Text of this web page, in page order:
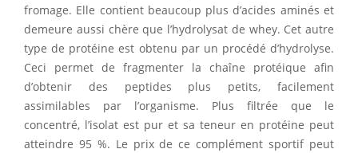
fromage. Elle contient beaucoup plus d’acides aminés et
demeure aussi chère que l’hydrolysat de whey. Cet autre
type de protéine est obtenu par un procédé d’hydrolyse.
Ceci permet de fragmenter la chaîne protéique afin
d’obtenir des peptides plus petits, facilement
assimilables par l’organisme. Plus filtrée que le
concentré, l’isolat est pur et sa teneur en protéine peut
atteindre 95 %. Le prix de ce complément sportif peut